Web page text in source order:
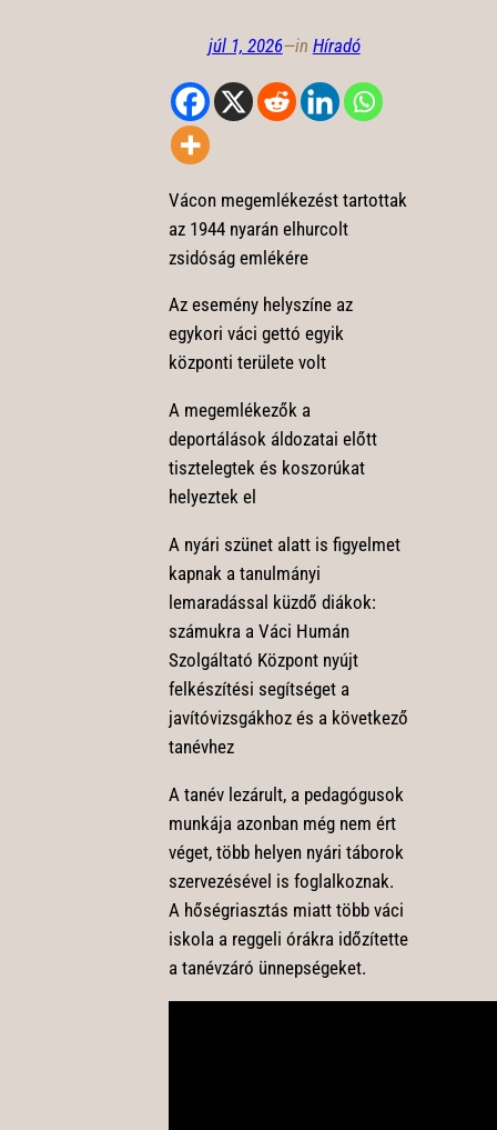
júl 1, 2026—in Híradó
Vácon megemlékezést tartottak
az 1944 nyarán elhurcolt
zsidóság emlékére
Az esemény helyszíne az
egykori váci gettó egyik
központi területe volt
A megemlékezők a
deportálások áldozatai előtt
tisztelegtek és koszorúkat
helyeztek el
A nyári szünet alatt is figyelmet
kapnak a tanulmányi
lemaradással küzdő diákok:
számukra a Váci Humán
Szolgáltató Központ nyújt
felkészítési segítséget a
javítóvizsgákhoz és a következő
tanévhez
A tanév lezárult, a pedagógusok
munkája azonban még nem ért
véget, több helyen nyári táborok
szervezésével is foglalkoznak.
A hőségriasztás miatt több váci
iskola a reggeli órákra időzítette
a tanévzáró ünnepségeket.